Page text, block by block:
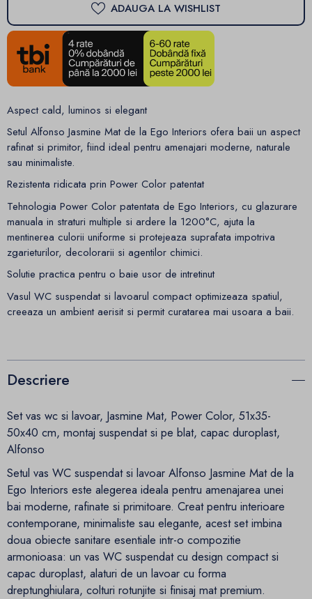
ADAUGA LA WISHLIST
Aspect cald, luminos si elegant
Setul Alfonso Jasmine Mat de la Ego Interiors ofera baii un aspect
rafinat si primitor, fiind ideal pentru amenajari moderne, naturale
sau minimaliste.
Rezistenta ridicata prin Power Color patentat
Tehnologia Power Color patentata de Ego Interiors, cu glazurare
manuala in straturi multiple si ardere la 1200°C, ajuta la
mentinerea culorii uniforme si protejeaza suprafata impotriva
zgarieturilor, decolorarii si agentilor chimici.
Solutie practica pentru o baie usor de intretinut
Vasul WC suspendat si lavoarul compact optimizeaza spatiul,
creeaza un ambient aerisit si permit curatarea mai usoara a baii.
Descriere
Set vas wc si lavoar, Jasmine Mat, Power Color, 51x35-
50x40 cm, montaj suspendat si pe blat, capac duroplast,
Alfonso
Setul vas WC suspendat si lavoar Alfonso Jasmine Mat de la
Ego Interiors este alegerea ideala pentru amenajarea unei
bai moderne, rafinate si primitoare. Creat pentru interioare
contemporane, minimaliste sau elegante, acest set imbina
doua obiecte sanitare esentiale intr-o compozitie
armonioasa: un vas WC suspendat cu design compact si
capac duroplast, alaturi de un lavoar cu forma
dreptunghiulara, colturi rotunjite si finisaj mat premium.